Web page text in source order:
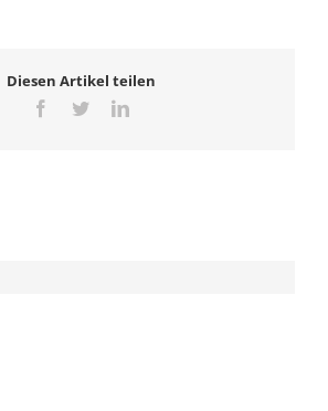
Diesen Artikel teilen
Facebook
TwitterLinkedIn